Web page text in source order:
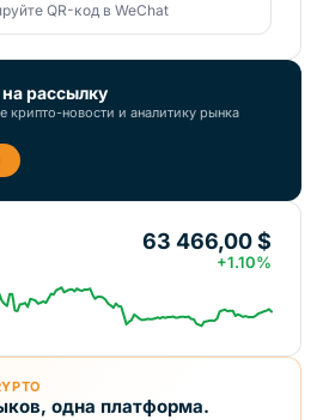
QR-код в WeChat
рассылку
крипто-новости и аналитику рынка
63 466,00 $
+1.10%
одна платформа.